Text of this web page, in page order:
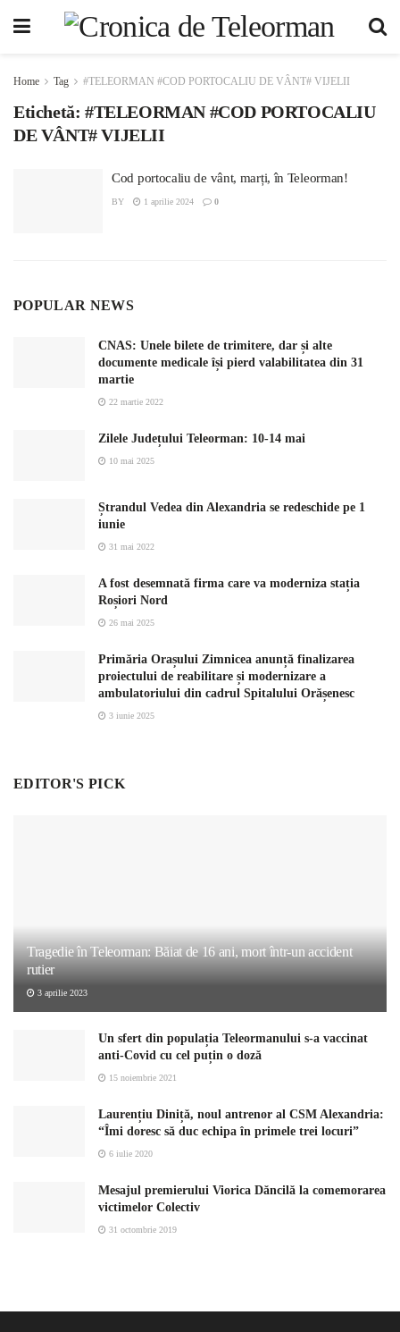
Home Tag #TELEORMAN #COD PORTOCALIU DE VÂNT# VIJELII
Etichetă: #TELEORMAN #COD PORTOCALIU
DE VÂNT# VIJELII
Cod portocaliu de vânt, marți, în Teleorman!
BY 1 aprilie 2024 0
POPULAR NEWS
CNAS: Unele bilete de trimitere, dar și alte
documente medicale își pierd valabilitatea din 31
martie
22 martie 2022
Zilele Județului Teleorman: 10-14 mai
10 mai 2025
Ștrandul Vedea din Alexandria se redeschide pe 1
iunie
31 mai 2022
A fost desemnată firma care va moderniza stația
Roșiori Nord
26 mai 2025
Primăria Orașului Zimnicea anunță finalizarea
proiectului de reabilitare și modernizare a
ambulatoriului din cadrul Spitalului Orășenesc
3 iunie 2025
EDITOR'S PICK
Tragedie în Teleorman: Băiat de 16 ani, mort într-un accident
rutier
3 aprilie 2023
Un sfert din populația Teleormanului s-a vaccinat
anti-Covid cu cel puțin o doză
15 noiembrie 2021
Laurențiu Diniță, noul antrenor al CSM Alexandria:
“Îmi doresc să duc echipa în primele trei locuri”
6 iulie 2020
Mesajul premierului Viorica Dăncilă la comemorarea
victimelor Colectiv
31 octombrie 2019